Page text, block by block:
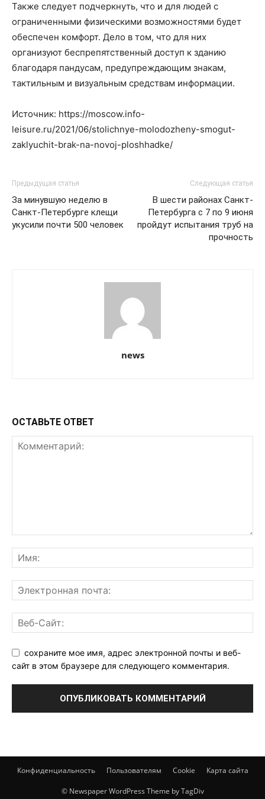
Также следует подчеркнуть, что и для людей с
ограниченными физическими возможностями будет
обеспечен комфорт. Дело в том, что для них
организуют беспрепятственный доступ к зданию
благодаря пандусам, предупреждающим знакам,
тактильным и визуальным средствам информации.
Источник: https://moscow.info-
leisure.ru/2021/06/stolichnye-molodozheny-smogut-
zaklyuchit-brak-na-novoj-ploshhadke/
Предыдущая статья
За минувшую неделю в
Санкт-Петербурге клещи
укусили почти 500 человек
Следующая статья
В шести районах Санкт-
Петербурга с 7 по 9 июня
пройдут испытания труб на
прочность
news
ОСТАВЬТЕ ОТВЕТ
сохраните мое имя, адрес электронной почты и веб-
сайт в этом браузере для следующего комментария.
Конфиденциальность Пользователям Cookie Карта сайта
© Newspaper WordPress Theme by TagDiv